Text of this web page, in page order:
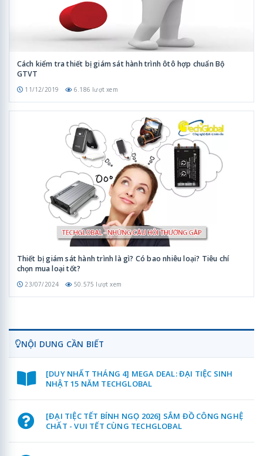
Cách kiểm tra thiết bị giám sát hành trình ôtô hợp chuẩn Bộ
GTVT
11/12/2019 6.186 lượt xem
Thiết bị giám sát hành trình là gì? Có bao nhiêu loại? Tiêu chí
chọn mua loại tốt?
23/07/2024 50.575 lượt xem
NỘI DUNG CẦN BIẾT
[DUY NHẤT THÁNG 4] MEGA DEAL: ĐẠI TIỆC SINH
NHẬT 15 NĂM TECHGLOBAL
[ĐẠI TIỆC TẾT BÍNH NGỌ 2026] SẮM ĐỒ CÔNG NGHỆ
CHẤT - VUI TẾT CÙNG TECHGLOBAL